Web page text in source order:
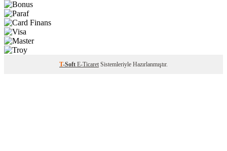
T-Soft E-Ticaret Sistemleriyle Hazırlanmıştır.